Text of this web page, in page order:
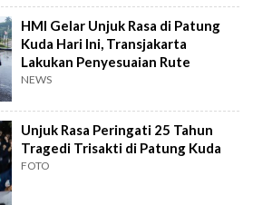
HMI Gelar Unjuk Rasa di Patung
Kuda Hari Ini, Transjakarta
Lakukan Penyesuaian Rute
NEWS
Unjuk Rasa Peringati 25 Tahun
Tragedi Trisakti di Patung Kuda
FOTO